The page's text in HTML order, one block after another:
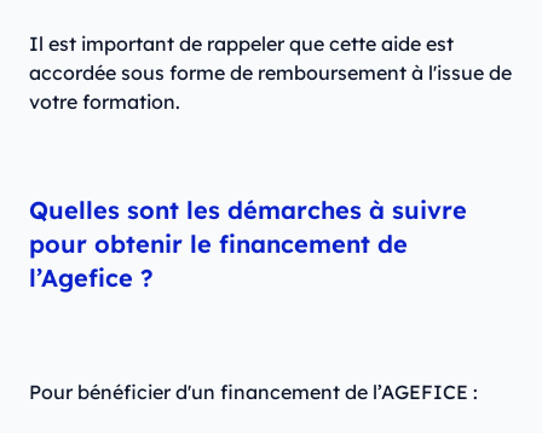
Il est important de rappeler que cette aide est
accordée sous forme de remboursement à l'issue de
votre formation.
Quelles sont les démarches à suivre
pour obtenir le financement de
l’Agefice ?
Pour bénéficier d'un financement de l’AGEFICE :